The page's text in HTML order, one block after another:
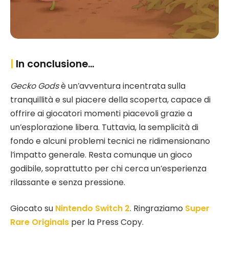
In conclusione…
Gecko Godsè un’avventura incentrata sulla
tranquillità e sul piacere della scoperta, capace di
offrire ai giocatori momenti piacevoli grazie a
un’esplorazione libera. Tuttavia, la semplicità di
fondo e alcuni problemi tecnici ne ridimensionano
l’impatto generale. Resta comunque un gioco
godibile, soprattutto per chi cerca un’esperienza
rilassante e senza pressione.
Giocato su Nintendo Switch 2. Ringraziamo Super
Rare Originals per la Press Copy.